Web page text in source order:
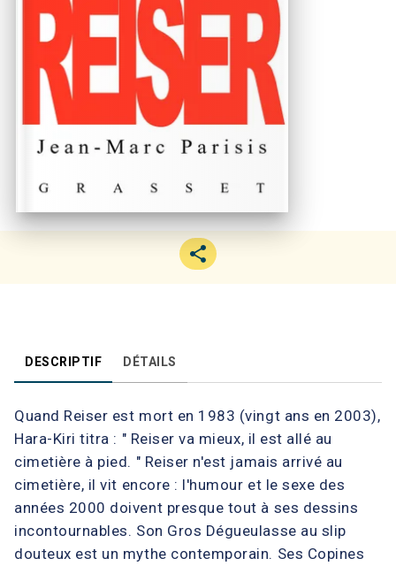
DESCRIPTIF DÉTAILS
Quand Reiser est mort en 1983 (vingt ans en 2003),
Hara-Kiri titra : " Reiser va mieux, il est allé au
cimetière à pied. " Reiser n'est jamais arrivé au
cimetière, il vit encore : l'humour et le sexe des
années 2000 doivent presque tout à ses dessins
incontournables. Son Gros Dégueulasse au slip
douteux est un mythe contemporain. Ses Copines